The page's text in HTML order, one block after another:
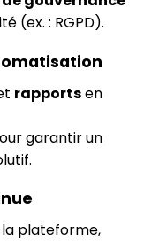
(ex. : RGPD).
rapportsen
garantir un
plateforme,